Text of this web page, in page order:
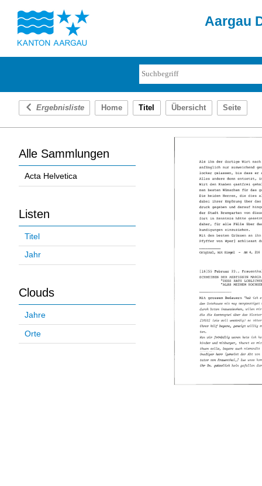
Aargau
Ergebnisliste Home Titel Übersicht Seite
Alle Sammlungen
Acta Helvetica
Listen
Titel
Jahr
Clouds
Jahre
Orte